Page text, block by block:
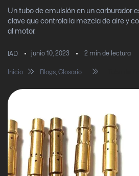
Un tubo de emulsión en un carburador
clave que controla la mezcla de aire y
al motor.
IAD junio 10, 2023 2 min de lectura
Inicio Blogs, Glosario